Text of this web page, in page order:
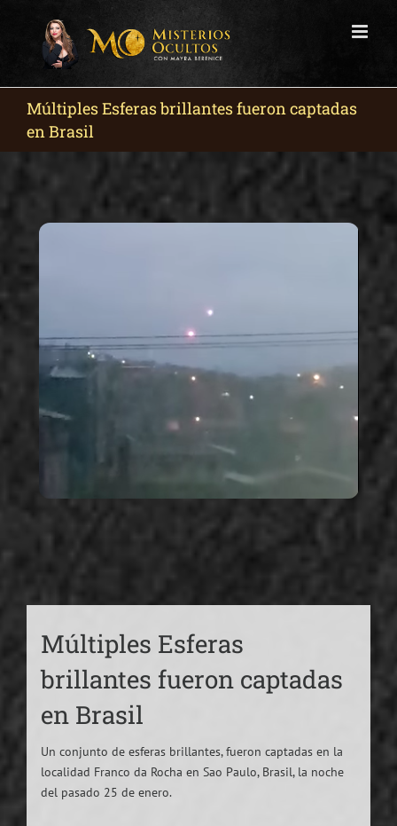
Múltiples Esferas brillantes fueron captadas
en Brasil
Múltiples Esferas
brillantes fueron captadas
en Brasil
Un conjunto de esferas brillantes, fueron captadas en la
localidad Franco da Rocha en Sao Paulo, Brasil, la noche
del pasado 25 de enero.